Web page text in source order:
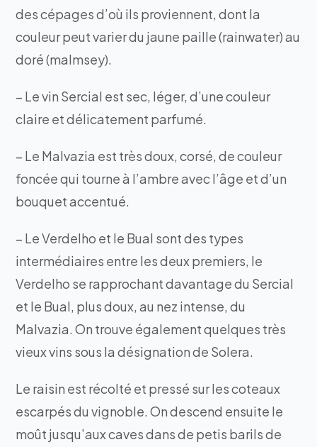
des cépages d’où ils proviennent, dont la
couleur peut varier du jaune paille (rainwater) au
doré (malmsey).
– Le vin Sercial est sec, léger, d’une couleur
claire et délicatement parfumé.
– Le Malvazia est très doux, corsé, de couleur
foncée qui tourne à l’ambre avec l’âge et d’un
bouquet accentué.
– Le Verdelho et le Bual sont des types
intermédiaires entre les deux premiers, le
Verdelho se rapprochant davantage du Sercial
et le Bual, plus doux, au nez intense, du
Malvazia. On trouve également quelques très
vieux vins sous la désignation de Solera.
Le raisin est récolté et pressé sur les coteaux
escarpés du vignoble. On descend ensuite le
moût jusqu’aux caves dans de petis barils de